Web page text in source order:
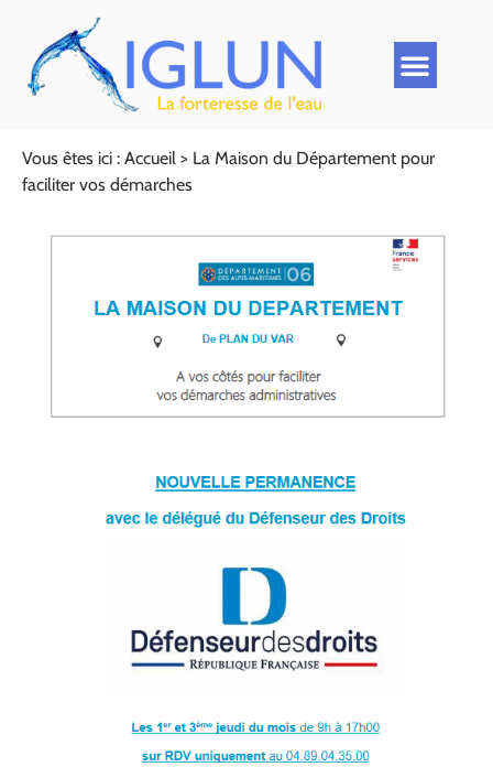
Vous êtes ici : Accueil > La Maison du Département pour
faciliter vos démarches